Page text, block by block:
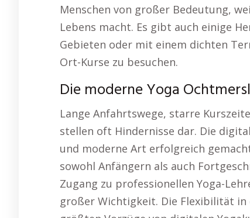
Menschen von großer Bedeutung,
Lebens macht. Es gibt auch einige
Gebieten oder mit einem dichten
Ort-Kurse zu besuchen.
Die moderne Yoga
Lange Anfahrtswege, starre
stellen oft Hindernisse dar. Die
und moderne Art erfolgreich
sowohl Anfängern als auch
Zugang zu professionellen Yoga-
großer Wichtigkeit. Die Flexibilität